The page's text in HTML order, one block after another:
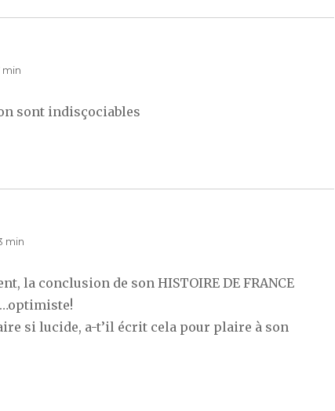
min
sont indisçociables
min
la conclusion de son HISTOIRE DE FRANCE
si lucide, a-t’il écrit cela pour plaire à son